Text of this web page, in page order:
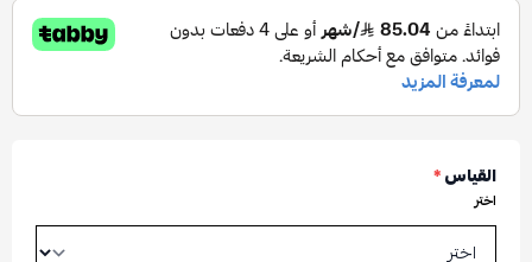
القياس*
اختر